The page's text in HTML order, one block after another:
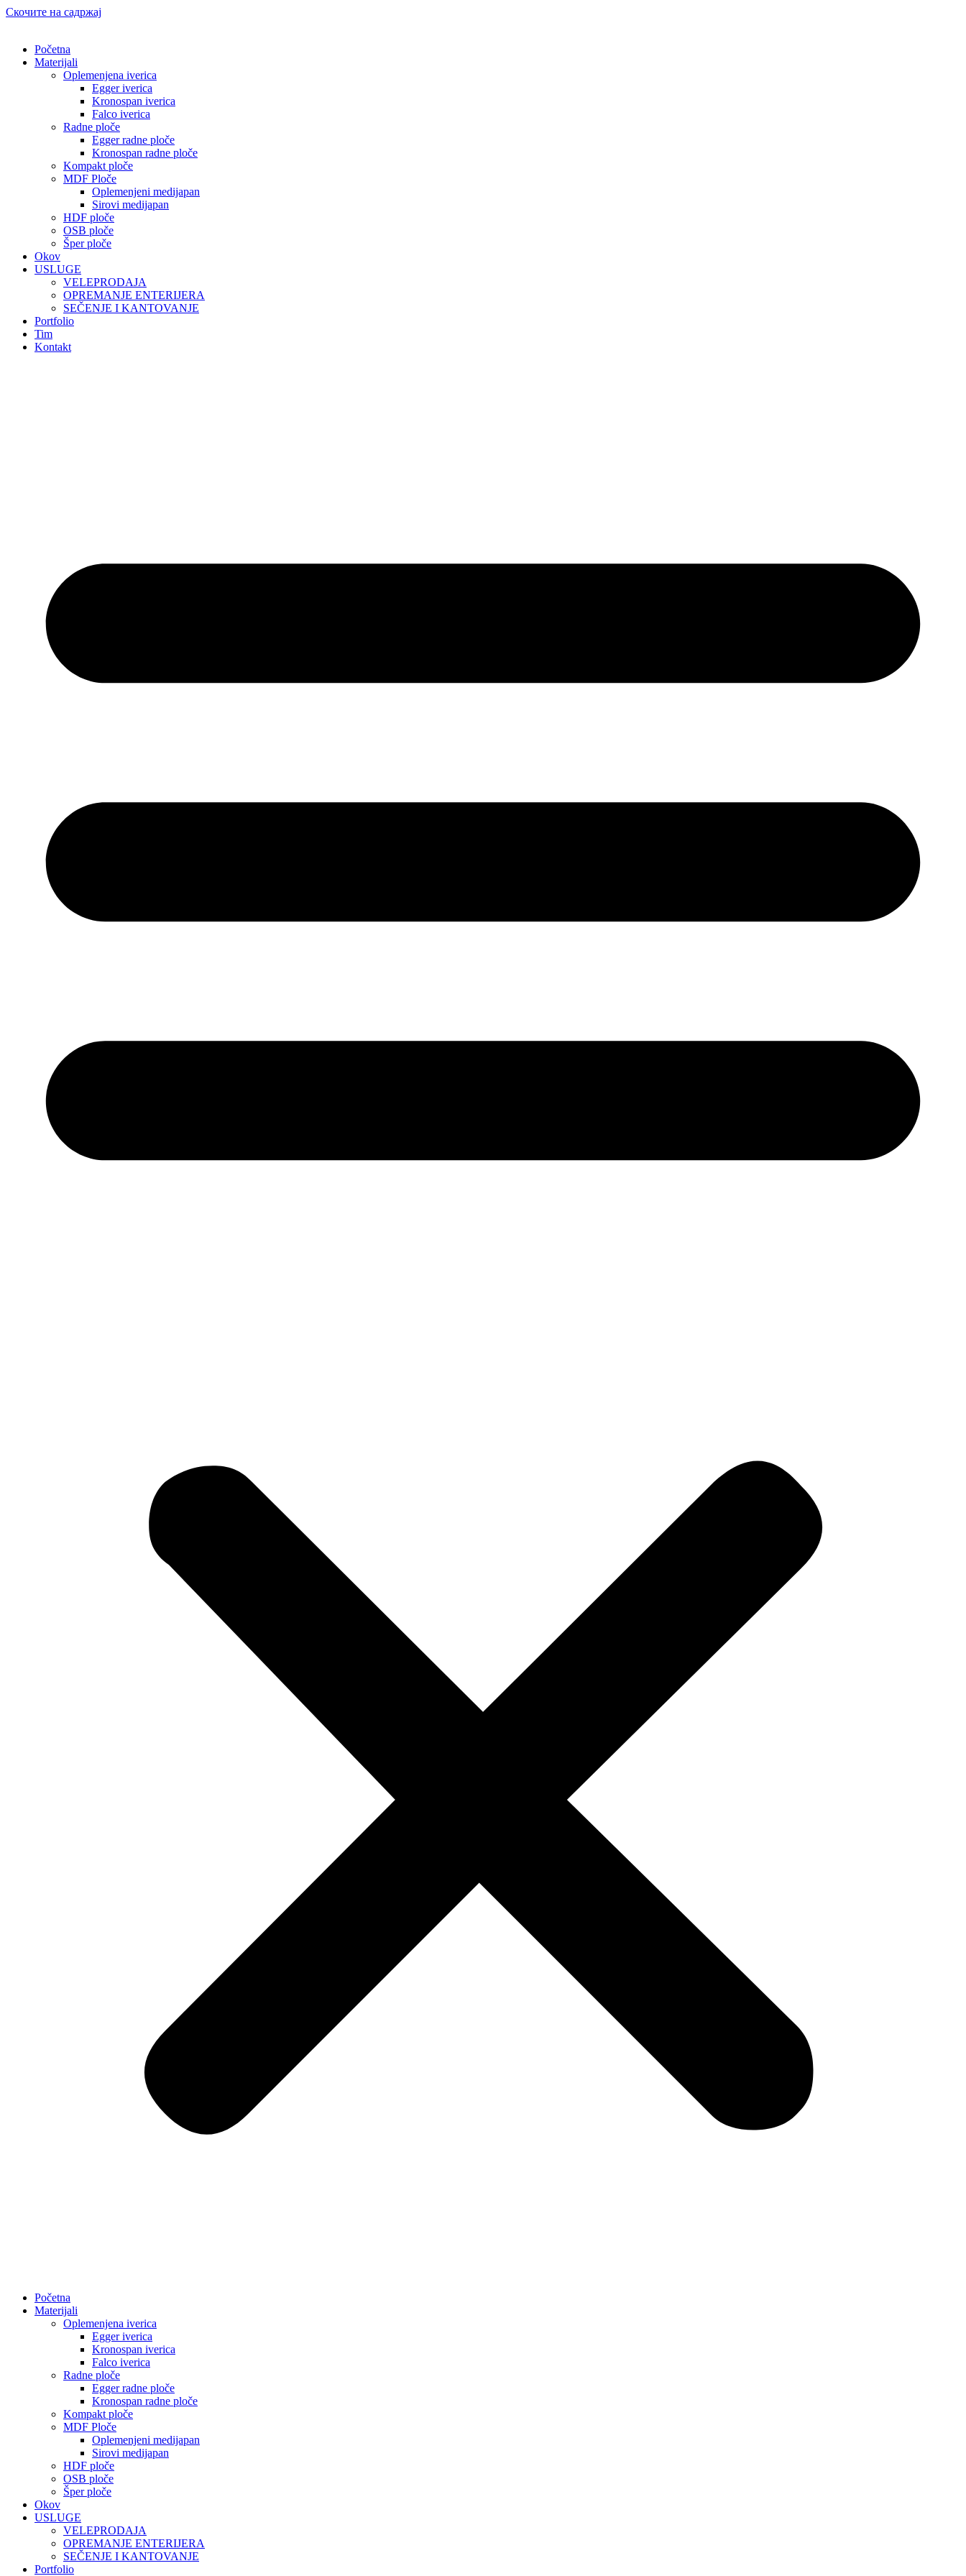
Скочите на садржај
Početna
Materijali
Oplemenjena iverica
Egger iverica
Kronospan iverica
Falco iverica
Radne ploče
Egger radne ploče
Kronospan radne ploče
Kompakt ploče
MDF Ploče
Oplemenjeni medijapan
Sirovi medijapan
HDF ploče
OSB ploče
Šper ploče
Okov
USLUGE
VELEPRODAJA
OPREMANJE ENTERIJERA
SEČENJE I KANTOVANJE
Portfolio
Tim
Kontakt
Početna
Materijali
Oplemenjena iverica
Egger iverica
Kronospan iverica
Falco iverica
Radne ploče
Egger radne ploče
Kronospan radne ploče
Kompakt ploče
MDF Ploče
Oplemenjeni medijapan
Sirovi medijapan
HDF ploče
OSB ploče
Šper ploče
Okov
USLUGE
VELEPRODAJA
OPREMANJE ENTERIJERA
SEČENJE I KANTOVANJE
Portfolio